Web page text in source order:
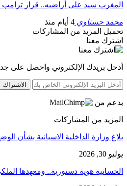
المغرب سيد على أراضيه.. قرار ترامب
محمد حسناوي 4 أيام منذ
تحميل المزيد من المشاركات
اشترك معنا
أدخل بريدك الإلكتروني واحصل على
الاشتراك
بدعم من
المزيد من المشاركات
بلاغ وزارة الداخلية الاسبانية بشأن
يوليو 30, 2026
الحسانية هوية دستورية.. ومعهدها